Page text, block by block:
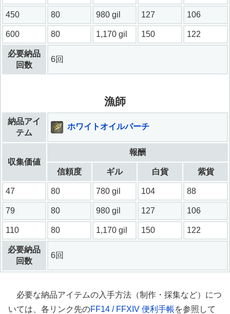
450 80 980 gil 127 106
600 80 1,170 gil 150 122
必要納品
回数
6回
漁師
納品アイ
テム
ホワイトオイルパーチ
収集価値
報酬
信頼度 ギル 白貨 紫貨
47 80 780 gil 104 88
79 80 980 gil 127 106
110 80 1,170 gil 150 122
必要納品
回数
6回
必要な納品アイテムの入手方法（制作・採集など）につ
いては、各リンク先のFF14 / FFXIV 便利手帳を参照して